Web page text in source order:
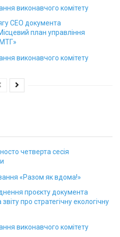
виконавчого комітету
СЕО документа
план управління
виконавчого комітету
четверта сесія
«Разом як вдома!»
проєкту документа
про стратегічну екологічну
виконавчого комітету